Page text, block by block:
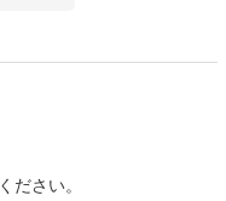
ださい。